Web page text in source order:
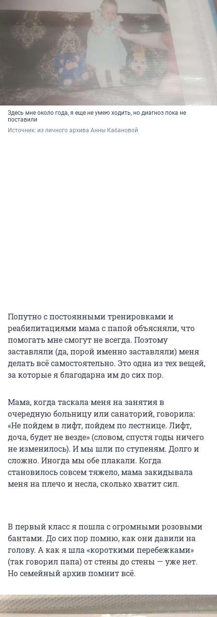
Здесь мне около года, я еще не умею ходить, но диагноз пока не
поставили
Источник: из личного архива Анны Кабановой
Попутно с постоянными тренировками и
реабилитациями мама с папой объясняли, что
помогать мне смогут не всегда. Поэтому
заставляли (да, порой именно заставляли) меня
делать всё самостоятельно. Это одна из тех вещей,
за которые я благодарна им до сих пор.
Мама, когда таскала меня на занятия в
очередную больницу или санаторий, говорила:
«Не пойдем в лифт, пойдем по лестнице. Лифт,
доча, будет не везде» (словом, спустя годы ничего
не изменилось). И мы шли по ступеням. Долго и
сложно. Иногда мы обе плакали. Когда
становилось совсем тяжело, мама закидывала
меня на плечо и несла, сколько хватит сил.
В первый класс я пошла с огромными розовыми
бантами. До сих пор помню, как они давили на
голову. А как я шла «короткими перебежками»
(так говорил папа) от стены до стены — уже нет.
Но семейный архив помнит всё.